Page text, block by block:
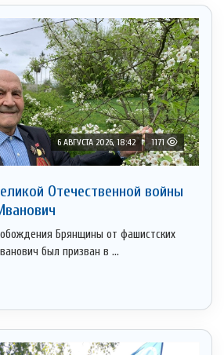
6 АВГУСТА 2026, 18:42 1171
Отечественной войны
Брянщины от фашистских
был призван в ...